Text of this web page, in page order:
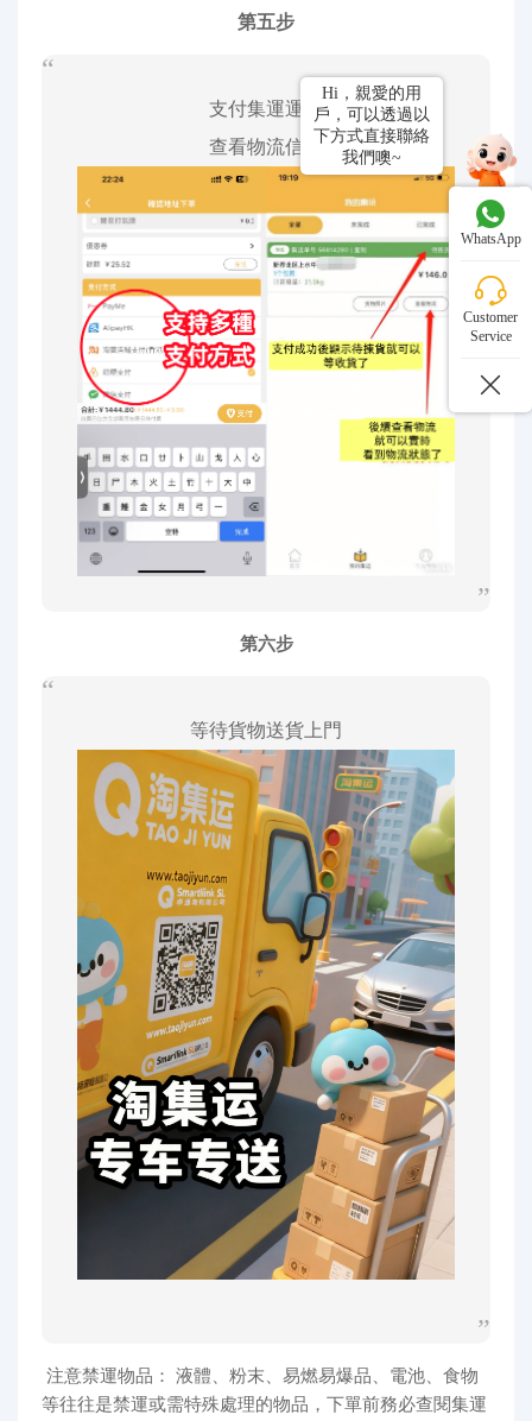
第五步
支付集運運費
查看物流信息
第六步
等待貨物送貨上門
注意禁運物品： 液體、粉末、易燃易爆品、電池、食物
等往往是禁運或需特殊處理的物品，下單前務必查閱集運
Hi，親愛的用
戶，可以透過以
下方式直接聯絡
我們噢~
WhatsApp
Customer
Service